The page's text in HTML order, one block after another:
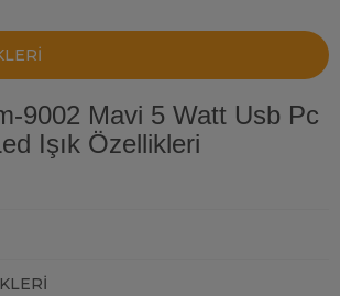
9002 Mavi 5 Watt Usb Pc
Işık Özellikleri